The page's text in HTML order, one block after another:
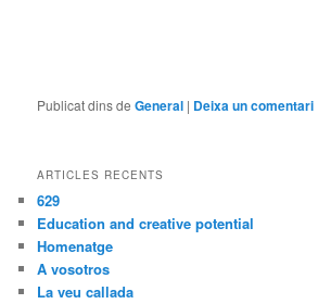
Publicat dins de General | Deixa un comentari
ARTICLES RECENTS
629
Education and creative potential
Homenatge
A vosotros
La veu callada